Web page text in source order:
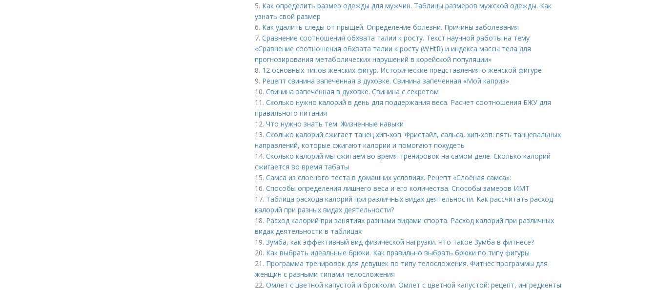
5. Как определить размер одежды для мужчин. Таблицы размеров мужской одежды. Как
узнать свой размер
6. Как удалить следы от прыщей. Определение болезни. Причины заболевания
7. Сравнение соотношения обхвата талии к росту. Текст научной работы на тему
«Сравнение соотношения обхвата талии к росту (WHtR) и индекса массы тела для
прогнозирования метаболических нарушений в корейской популяции»
8. 12 основных типов женских фигур. Исторические представления о женской фигуре
9. Рецепт свинина запеченная в духовке. Свинина запеченная «Мой каприз»
10. Свинина запечённая в духовке. Свинина с секретом
11. Сколько нужно калорий в день для поддержания веса. Расчет соотношения БЖУ для
правильного питания
12. Что нужно знать тем. Жизненные навыки
13. Сколько калорий сжигает танец хип-хоп. Фристайл, сальса, хип-хоп: пять танцевальных
направлений, которые сжигают калории и помогают похудеть
14. Сколько калорий мы сжигаем во время тренировок на самом деле. Сколько калорий
сжигается во время табаты
15. Самса из слоеного теста в домашних условиях. Рецепт «Слоёная самса»:
16. Способы определения лишнего веса и его количества. Способы замеров ИМТ
17. Таблица расхода калорий при различных видах деятельности. Как рассчитать расход
калорий при разных видах деятельности?
18. Расход калорий при занятиях разными видами спорта. Расход калорий при различных
видах деятельности в таблицах
19. Зумба, как эффективный вид физической нагрузки. Что такое Зумба в фитнесе?
20. Как выбрать идеальные брюки. Как правильно выбрать брюки по типу фигуры
21. Программа тренировок для девушек по типу телосложения. Фитнес программы для
женщин с разными типами телосложения
22. Омлет с цветной капустой и брокколи. Омлет с цветной капустой: рецепт, ингредиенты